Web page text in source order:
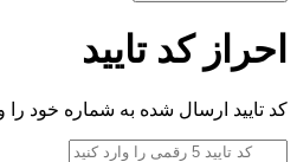
احراز کد تایید
کد تایید ارسال شده به شماره خود را